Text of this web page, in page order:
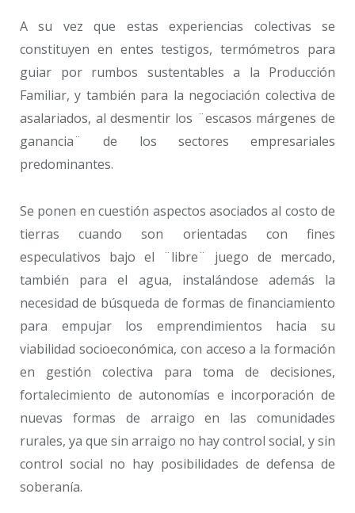
A su vez que estas experiencias colectivas se
constituyen en entes testigos, termómetros para
guiar por rumbos sustentables a la Producción
Familiar, y también para la negociación colectiva de
asalariados, al desmentir los ¨escasos márgenes de
ganancia¨ de los sectores empresariales
predominantes.
Se ponen en cuestión aspectos asociados al costo de
tierras cuando son orientadas con fines
especulativos bajo el ¨libre¨ juego de mercado,
también para el agua, instalándose además la
necesidad de búsqueda de formas de financiamiento
para empujar los emprendimientos hacia su
viabilidad socioeconómica, con acceso a la formación
en gestión colectiva para toma de decisiones,
fortalecimiento de autonomías e incorporación de
nuevas formas de arraigo en las comunidades
rurales, ya que sin arraigo no hay control social, y sin
control social no hay posibilidades de defensa de
soberanía.